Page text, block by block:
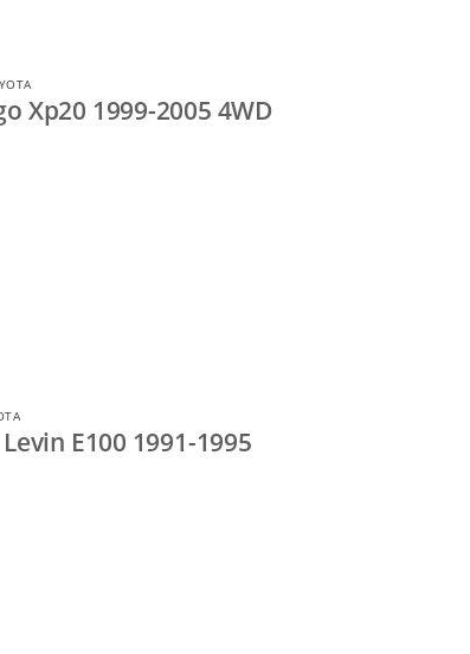
Xp20 1999-2005 4WD
E100 1991-1995